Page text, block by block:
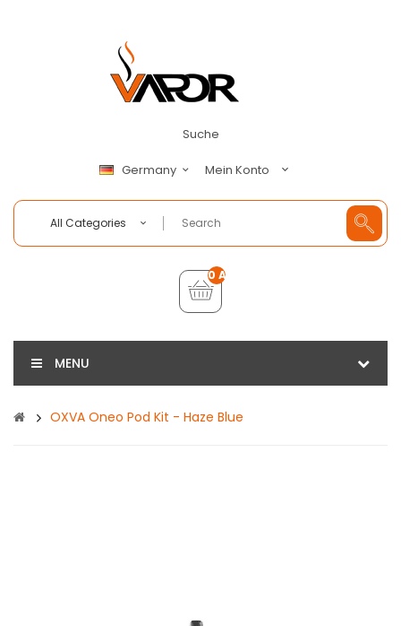
Suche
Germany Mein Konto
All Categories
0 Artikel - €0,00
MENU
OXVA Oneo Pod Kit - Haze Blue